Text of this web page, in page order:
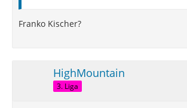
Franko Kischer?
HighMountain
3. Liga